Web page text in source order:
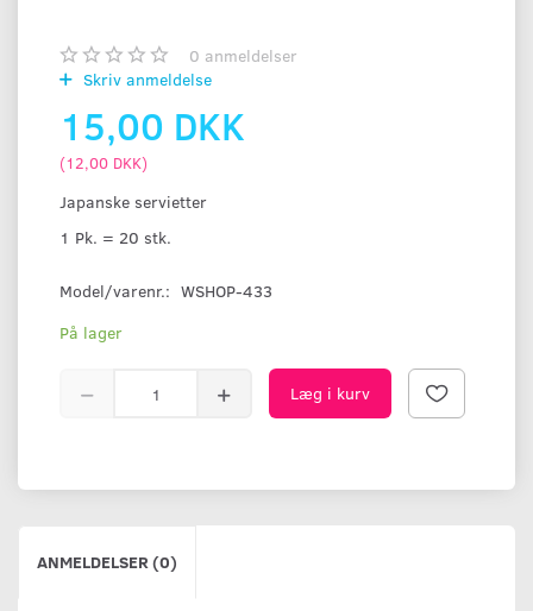
0 anmeldelser
Skriv anmeldelse
15,00 DKK
(12,00 DKK)
Japanske servietter
1 Pk. = 20 stk.
Model/varenr.: WSHOP-433
På lager
Læg i kurv
ANMELDELSER (0)